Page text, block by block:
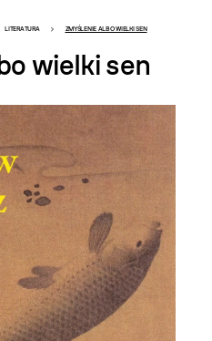
LITERATURA ZMYŚLENIE ALBO WIELKI SEN
wielki sen